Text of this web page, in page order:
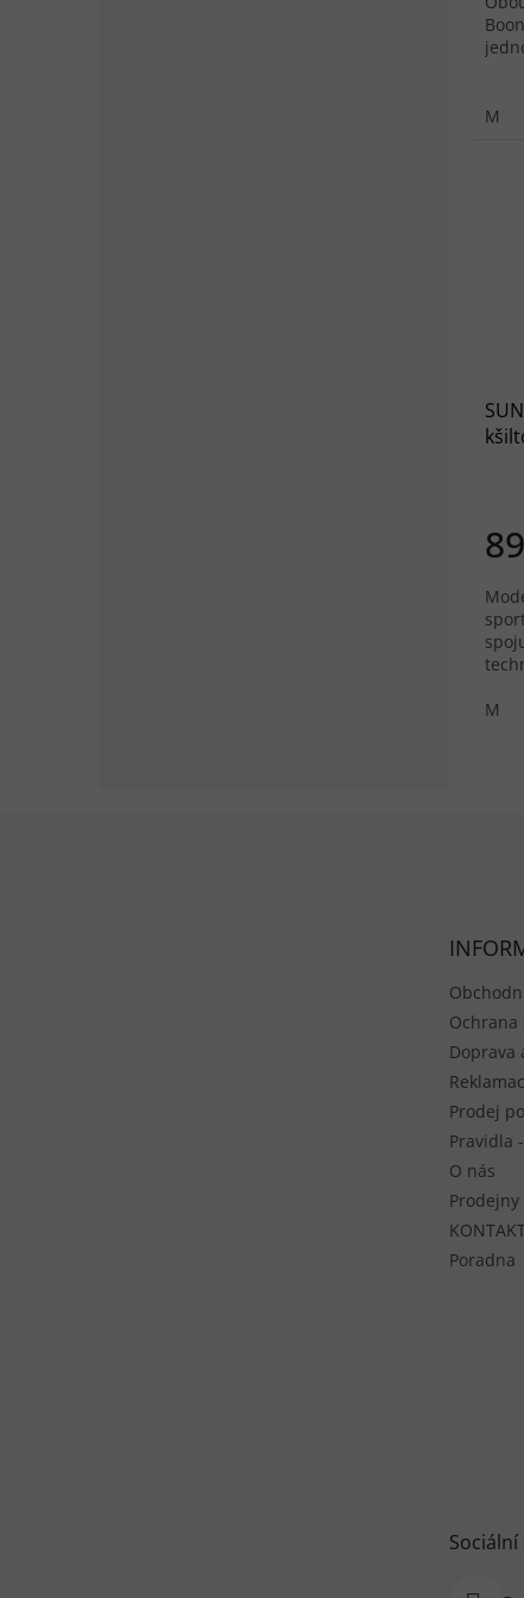
M
M
Doprava
Prodej
Pravidla
O nás
Prodejny
Poradna
Sociální